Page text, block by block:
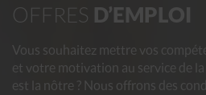
OFFRES D’EMPLOI
Vous souhaitez mettre vos
et votre motivation au service de
est la nôtre ? Nous offrons des